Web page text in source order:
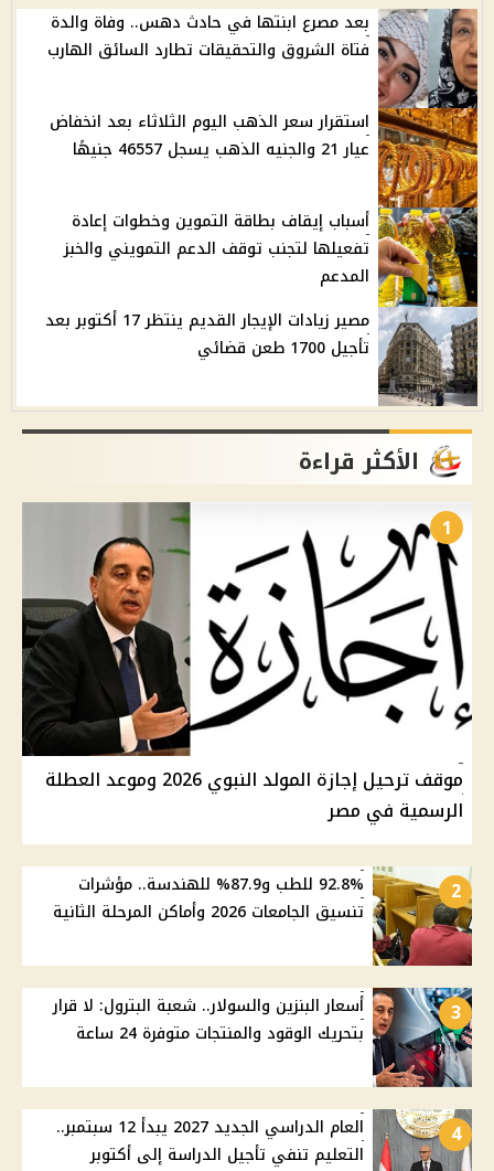
بعد مصرع ابنتها في حادث دهس.. وفاة والدة
فتاة الشروق والتحقيقات تطارد السائق الهارب
استقرار سعر الذهب اليوم الثلاثاء بعد انخفاض
عيار 21 والجنيه الذهب يسجل 46557 جنيهًا
أسباب إيقاف بطاقة التموين وخطوات إعادة
تفعيلها لتجنب توقف الدعم التمويني والخبز
المدعم
مصير زيادات الإيجار القديم ينتظر 17 أكتوبر بعد
تأجيل 1700 طعن قضائي
الأكثر قراءة
1
موقف ترحيل إجازة المولد النبوي 2026 وموعد العطلة
الرسمية في مصر
2
92.8% للطب و87.9% للهندسة.. مؤشرات
تنسيق الجامعات 2026 وأماكن المرحلة الثانية
3
أسعار البنزين والسولار.. شعبة البترول: لا قرار
بتحريك الوقود والمنتجات متوفرة 24 ساعة
4
العام الدراسي الجديد 2027 يبدأ 12 سبتمبر..
التعليم تنفي تأجيل الدراسة إلى أكتوبر